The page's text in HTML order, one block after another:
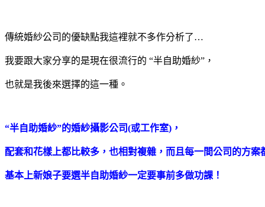
傳統婚紗公司的優缺點我這裡就不多作分析了…
我要跟大家分享的是現在很流行的 “半自助婚紗”，
也就是我後來選擇的這一種。
“半自助婚紗”的婚紗攝影公司(或工作室)，
配套和花樣上都比較多，也相對複雜，而且每一間公司的方案
基本上新娘子要選半自助婚紗一定要事前多做功課！